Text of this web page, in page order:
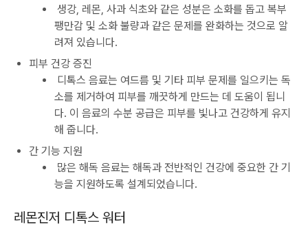
생강, 레몬, 사과 식초와 같은 성분은 소화를 돕고 복부
팽만감 및 소화 불량과 같은 문제를 완화하는 것으로 알
려져 있습니다.
피부 건강 증진
디톡스 음료는 여드름 및 기타 피부 문제를 일으키는 독
소를 제거하여 피부를 깨끗하게 만드는 데 도움이 됩니
다. 이 음료의 수분 공급은 피부를 빛나고 건강하게 유지
해 줍니다.
간 기능 지원
많은 해독 음료는 해독과 전반적인 건강에 중요한 간 기
능을 지원하도록 설계되었습니다.
레몬진저 디톡스 워터